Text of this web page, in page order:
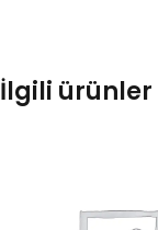
İlgili ürünler